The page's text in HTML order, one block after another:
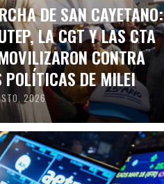
DE SAN CAYETANO:
LA CGT Y LAS CTA
CONTRA
POLÍTICAS DE MILEI
2026